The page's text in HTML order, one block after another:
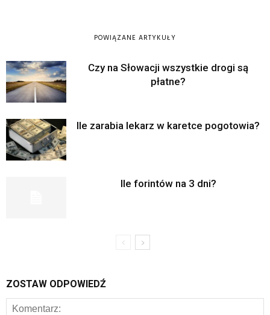
POWIĄZANE ARTYKUŁY
Czy na Słowacji wszystkie drogi są
płatne?
Ile zarabia lekarz w karetce pogotowia?
Ile forintów na 3 dni?
ZOSTAW ODPOWIEDŹ